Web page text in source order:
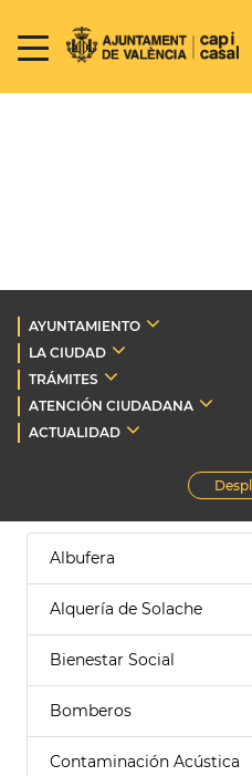
AYUNTAMIENTO
LA CIUDAD
TRÁMITES
ATENCIÓN CIUDADANA
ACTUALIDAD
Albufera
Alquería de Solache
Bienestar Social
Bomberos
Contaminación Acústica